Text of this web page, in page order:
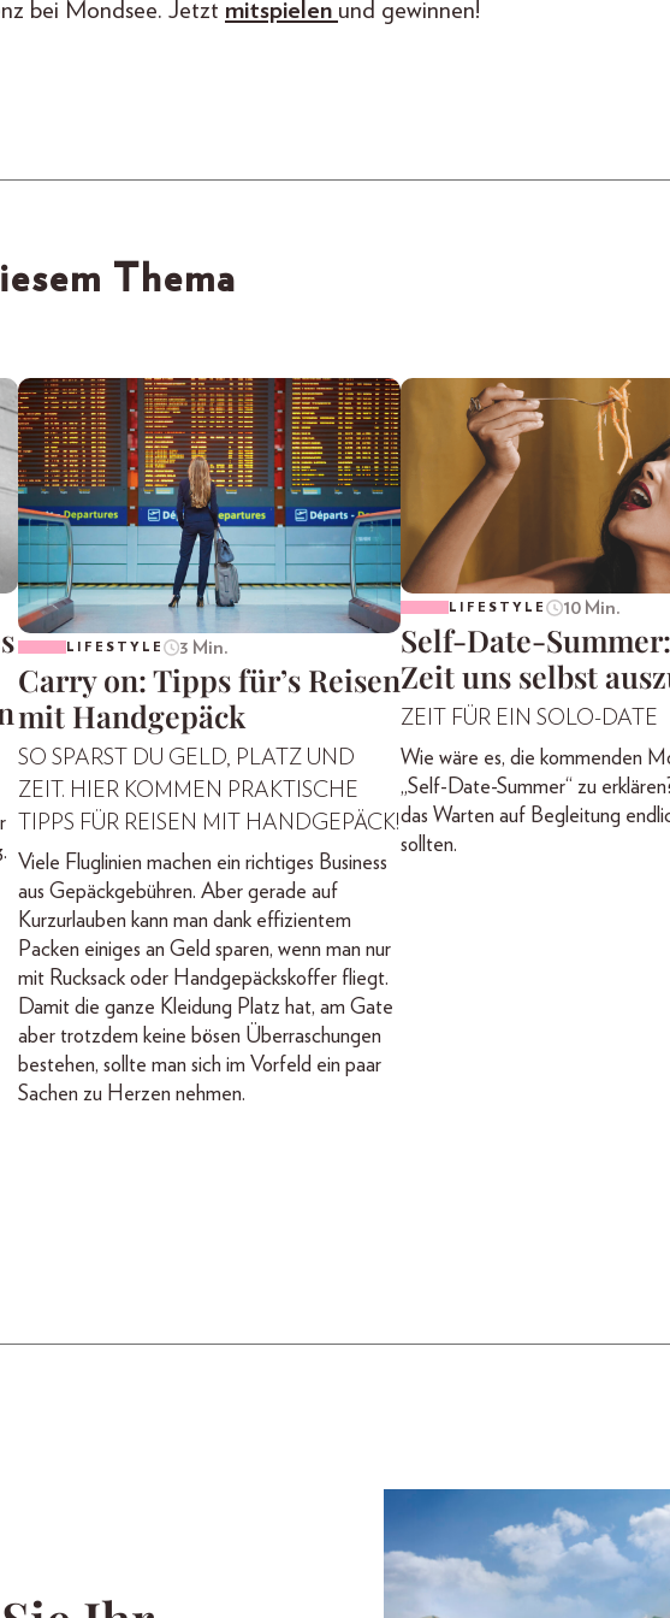
bei Mondsee. Jetzt mitspielen und gewinnen!
Thema
LIFESTYLE 3 Min.
Carry on: Tipps für’s Reisen
mit Handgepäck
SO SPARST DU GELD, PLATZ UND
ZEIT. HIER KOMMEN PRAKTISCHE
TIPPS FÜR REISEN MIT HANDGEPÄCK!
Viele Fluglinien machen ein richtiges Business
aus Gepäckgebühren. Aber gerade auf
Kurzurlauben kann man dank effizientem
Packen einiges an Geld sparen, wenn man nur
mit Rucksack oder Handgepäckskoffer fliegt.
Damit die ganze Kleidung Platz hat, am Gate
aber trotzdem keine bösen Überraschungen
bestehen, sollte man sich im Vorfeld ein paar
Sachen zu Herzen nehmen.
LIFESTYLE 10 Min.
Self-Date-
Zeit uns selbst
ZEIT FÜR EIN SOLO-DATE
Wie wäre es, die kommenden
„Self-Date-Summer“ zu
das Warten auf Begleitung
sollten.